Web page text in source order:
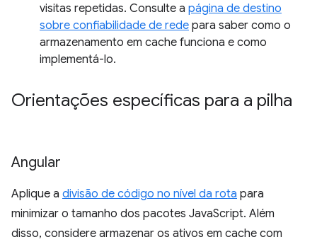
visitas repetidas. Consulte a página de destino
sobre confiabilidade de rede para saber como o
armazenamento em cache funciona e como
implementá-lo.
Orientações específicas para a pilha
Angular
Aplique a divisão de código no nível da rota para
minimizar o tamanho dos pacotes JavaScript. Além
disso, considere armazenar os ativos em cache com